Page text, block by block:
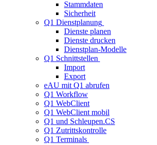
Stammdaten
Sicherheit
Q1 Dienstplanung
Dienste planen
Dienste drucken
Dienstplan-Modelle
Q1 Schnittstellen
Import
Export
eAU mit Q1 abrufen
Q1 Workflow
Q1 WebClient
Q1 WebClient mobil
Q1 und Schleupen.CS
Q1 Zutrittskontrolle
Q1 Terminals